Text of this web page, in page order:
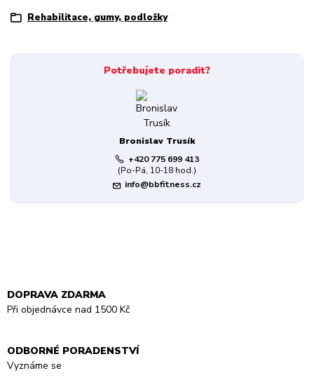
Rehabilitace, gumy, podložky
Potřebujete poradit?
Bronislav Trusík
+420 775 699 413
(Po-Pá, 10-18 hod.)
info@bbfitness.cz
DOPRAVA ZDARMA
Při objednávce nad 1500 Kč
ODBORNÉ PORADENSTVÍ
Vyznáme se